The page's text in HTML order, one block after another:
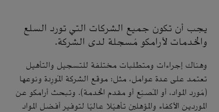
يجب أن تكون جميع الشركات التي تورد السلع
والخدمات لأرامكو مُسجلة لدى الشركة.
وهناك إجراءات ومتطلبات مختلفة للتسجيل والتأهيل
تعتمد على عدة عوامل، مثل: موقع الشركة المُورِدة ونوعها
(مُورد المواد، أو المُصنِع أو مقدم الخدمة). وتبحث أرامكو عن
الموردين الأكفاء والمؤهلين تأهيًلا عاليًا لتوفير أفضل المواد